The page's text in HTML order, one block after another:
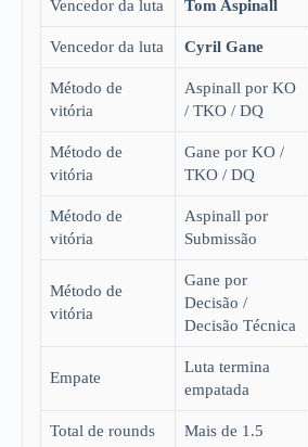
Vencedor da luta Tom Aspinall
Vencedor da luta Cyril Gane
Método de
vitória
Aspinall por KO
/ TKO / DQ
Método de
vitória
Gane por KO /
TKO / DQ
Método de
vitória
Aspinall por
Submissão
Método de
vitória
Gane por
Decisão /
Decisão Técnica
Empate
Luta termina
empatada
Total de rounds Mais de 1.5